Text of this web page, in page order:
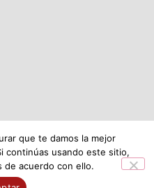
que te damos la mejor
continúas usando este sitio,
de acuerdo con ello.